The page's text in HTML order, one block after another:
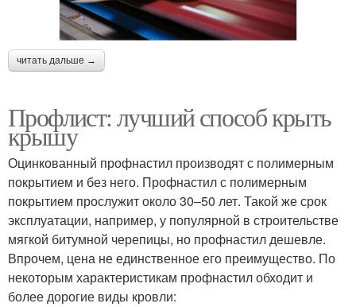
читать дальше →
Профлист: лучший способ крыть
крышу
Оцинкованный профнастил производят с полимерным
покрытием и без него. Профнастил с полимерным
покрытием прослужит около 30–50 лет. Такой же срок
эксплуатации, например, у популярной в строительстве
мягкой битумной черепицы, но профнастил дешевле.
Впрочем, цена не единственное его преимущество. По
некоторым характеристикам профнастил обходит и
более дорогие виды кровли: